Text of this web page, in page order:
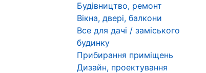
Будівництво, ремонт
Вікна, двері, балкони
Все для дачі / заміського
будинку
Прибирання приміщень
Дизайн, проектування